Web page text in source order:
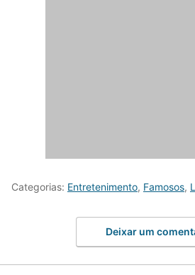
Categorias: Entretenimento, Famosos,
Deixar um